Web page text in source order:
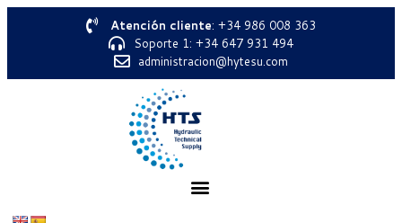
Atención cliente: +34 986 008 363
Soporte 1: +34 647 931 494
administracion@hytesu.com